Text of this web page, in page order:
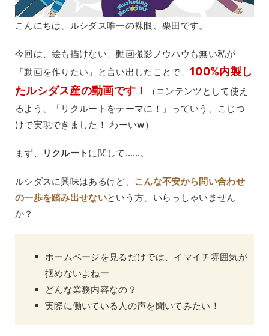
こんにちは、ルシダス唯一の裸眼、栗田です。
今回は、絵も描けない、動画撮影ノウハウも無い私が
「動画を作りたい」と言い出したことで、 100%内製し
たルシダス産の動画です！
（コンテンツとして使え
るよう、「リクルートをテーマに！」っていう、こじつ
けで実現できました！ わーいw）
まず、 リクルート に関して……。
ルシダスに興味はあるけど、 こんな不安から問い合わせ
の一歩を踏み出せないという方、いらっしゃいません
か？
ホームページを見るだけでは、イマイチ雰囲気が
掴めないよねー
どんな業務内容なの？
実際に働いている人の声を聞いてみたい！